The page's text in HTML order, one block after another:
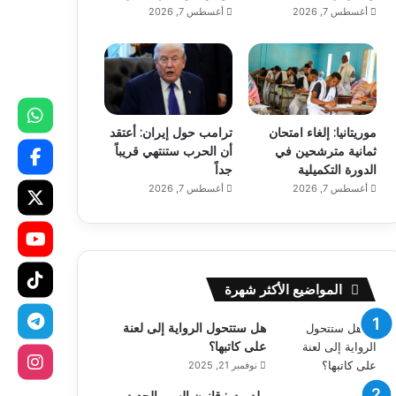
أغسطس 7, 2026 أغسطس 7, 2026
موريتانيا: إلغاء امتحان
ثمانية مترشحين في
الدورة التكميلية
أغسطس 7, 2026
ترامب حول إيران: أعتقد
أن الحرب ستنتهي قريباً
جداً
أغسطس 7, 2026
المواضيع الأكثر شهرة
هل ستتحول الرواية إلى لعنة
على كاتبها؟
نوفمبر 21, 2025